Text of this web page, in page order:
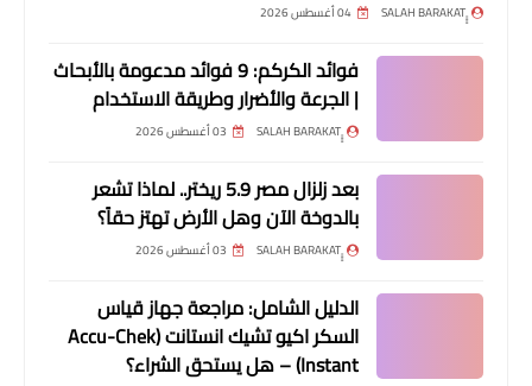
04 أغسطس 2026
فوائد الكركم: 9 فوائد مدعومة بالأبحاث
| الجرعة والأضرار وطريقة الاستخدام
03 أغسطس 2026
بعد زلزال مصر 5.9 ريختر.. لماذا تشعر
بالدوخة الآن وهل الأرض تهتز حقاً؟
03 أغسطس 2026
الدليل الشامل: مراجعة جهاز قياس
السكر اكيو تشيك انستانت (Accu-Chek
Instant) – هل يستحق الشراء؟